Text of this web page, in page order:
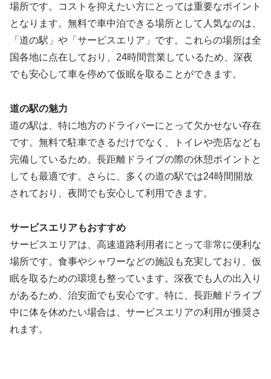
場所です。コストを抑えたい方にとっては重要なポイント
となります。無料で車中泊できる場所として人気なのは、
「道の駅」や「サービスエリア」です。これらの場所は全
国各地に点在しており、24時間営業しているため、深夜
でも安心して車を停めて仮眠を取ることができます。
道の駅の魅力
道の駅は、特に地方のドライバーにとって欠かせない存在
です。無料で駐車できるだけでなく、トイレや売店なども
完備しているため、長距離ドライブの際の休憩ポイントと
しても最適です。さらに、多くの道の駅では24時間開放
されており、夜間でも安心して利用できます。
サービスエリアもおすすめ
サービスエリアは、高速道路利用者にとって非常に便利な
場所です。食事やシャワーなどの施設も充実しており、仮
眠を取るための環境も整っています。深夜でも人の出入り
があるため、治安面でも安心です。特に、長距離ドライブ
中に体を休めたい場合は、サービスエリアの利用が推奨さ
れます。